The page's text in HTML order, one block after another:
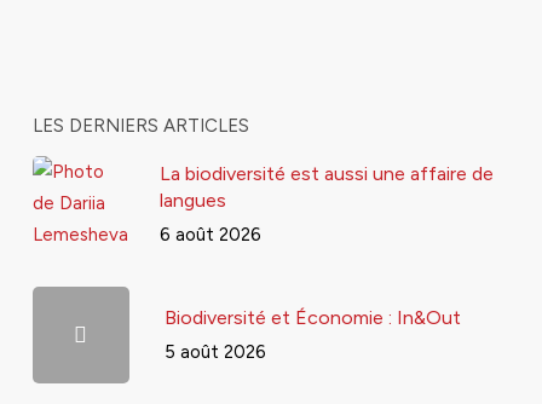
LES DERNIERS ARTICLES
La biodiversité est aussi une affaire de
langues
6 août 2026
Biodiversité et Économie : In&Out
5 août 2026